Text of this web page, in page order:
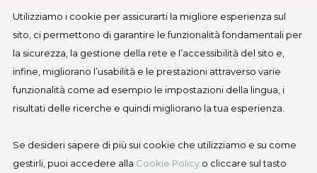
CONTATTACI
Sede Operativa: Viale Svezia 7 - 20066 - Melzo (MI)
ufficio@geco-costruzioni.it
Privacy Policy
Cookies Policy
Utilizziamo i cookie per assicurarti la migliore esperienza sul
sito, ci permettono di garantire le funzionalità fondamentali per
la sicurezza, la gestione della rete e l’accessibilità del sito e,
infine, migliorano l’usabilità e le prestazioni attraverso varie
funzionalità come ad esempio le impostazioni della lingua, i
risultati delle ricerche e quindi migliorano la tua esperienza.
Se desideri sapere di più sui cookie che utilizziamo e su come
gestirli, puoi accedere alla Cookie Policyo cliccare sul tasto